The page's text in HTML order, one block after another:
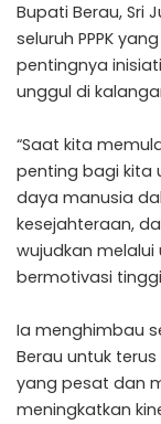
Bupati Berau, Sri
seluruh PPPK
pentingnya
unggul di
“Saat kita
penting bagi kita
daya manusia
kesejahteraan,
wujudkan
bermotivasi
Ia menghimbau
Berau untuk
yang pesat dan
meningkatkan